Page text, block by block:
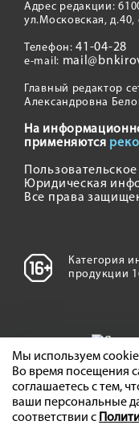
Адрес редакции:
ул.Московская, д.40,
Телефон:41-04-28
e-mail:
Главный редактор
Александровна
На
применяются
Юридическая
Все права
Категория
продукции
Мы используем
Во время посещения
соглашаетесь с тем,
ваши персональные
соответствии с